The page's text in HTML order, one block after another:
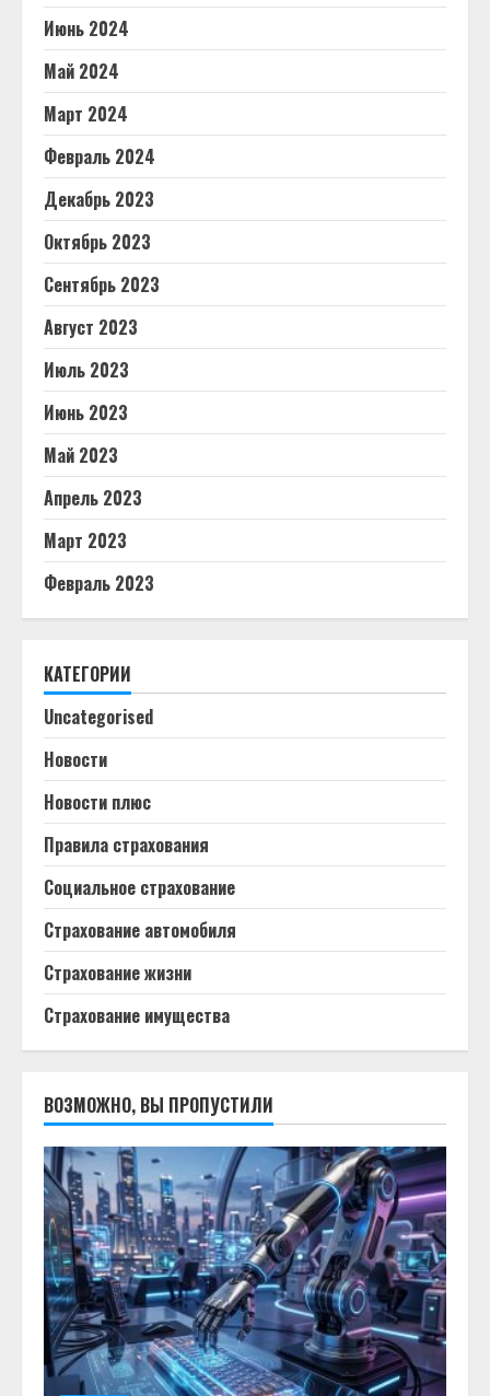
Июнь 2024
Май 2024
Март 2024
Февраль 2024
Декабрь 2023
Октябрь 2023
Сентябрь 2023
Август 2023
Июль 2023
Июнь 2023
Май 2023
Апрель 2023
Март 2023
Февраль 2023
КАТЕГОРИИ
Uncategorised
Новости
Новости плюс
Правила страхования
Социальное страхование
Страхование автомобиля
Страхование жизни
Страхование имущества
ВОЗМОЖНО, ВЫ ПРОПУСТИЛИ